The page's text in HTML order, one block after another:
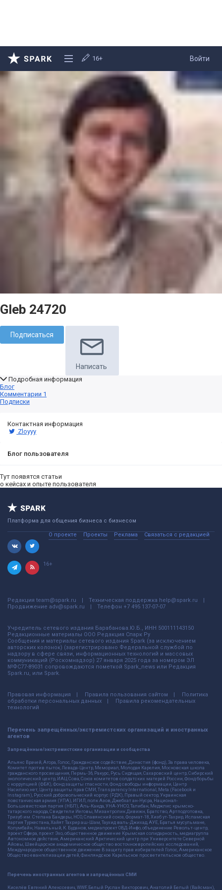
Войти
16+
Gleb 24720
Подписаться
Написать
Подробная информация
Блог
Комментарии 1
Подписки
Контактная информация
Zloyyy
Блог пользователя
Тут появятся статьи
о кейсах и опыте пользователя
Платформа для общения бизнеса с бизнесом
О проекте Проекты Реклама Связаться с редакцией
16+
Редакция team@spark.ru Техническая поддержка help@spark.ru
Продвижение adv@spark.ru Телефон +7 495 137-07-07
Учредитель сетевого издания Барабанова.Ю.Б., ИНН 500111143150
Редакционные материалы ООО Редакция Спарк Ру
Сообщения и материалы сетевого издания Spark (за исключением
авторских колонок) (зарегистрировано Федеральной службой по
надзору в сфере связи, информационных технологий и массовых
коммуникаций (Роскомнадзор) 27 января 2025 года за номером ЭЛ
№ФС77-89031 сопровождаются пометкой Spark_news или Редакция
Spark.ru, или Spark.
Правовая информация Правила пользования сайтом
Политика
обработки персональных данных
Правила рекомендательных
технологий
Перечень запрещённых/экстремистских организаций и иностранных
агентов
Запрещённые/экстремистские организации и сообщества
Альянс Врачей, Агора, Голос, Гражданское содействие, Династия (фонд), За права человека,
Комитет против пыток, Левада-Центр, Мемориал, Молодая Карелия, Московская школа
гражданского просвещения, Пермь-36, Ракурс, Русь Сидящая, Сахаровский центр, Сибирский
экологический центр, ИАЦ Сова, Союз комитетов солдатских матерей России, Фонд борьбы
с коррупцией (ФБК), Фонд защиты гласности, Фонд свободы информации, Центр
Насилию.нет, Центр защиты прав СМИ, Transparency International, Meta (Facebook и
Instagram), Русский добровольческий корпус (РДК), Правый сектор, Украинская
повстанческая армия (УПА), ИГИЛ, полк Азов, Джебхат ан-Нусра, Национал-
Большевистская партия (НБП), Аль-Каида, УНА-УНСО, Талибан, Меджлис крымско-
татарского народа, Свидетели Иеговы, Мизантропик Дивижн, Братство, Артподготовка,
Тризуб им. Степана Бандеры, НСО, Славянский союз, Формат-18, Хизб ут-Тахрир, Исламская
партия Туркестана, Хайят Тахрир аш-Шам, Таухид валь-Джихад, АУЕ, Братья мусульмане,
Колумбайн, Навальный, К. Буданов, медиапроект ОВД-Инфо, объединение Револьт-центр,
проект Сфера, проект Эхо, общественное движение Крымская солидарность, медиагруппа
Автономное действие, Американский Арктический центр при Университете Северной
Айовы, Швейцарское академическое общество восточноевропейских исследований,
Международное общественное движение В защиту прав избирателей Голос, Американское
Общество евангелизации детей, Финляндское Карельское просветительское общество.
Перечень иностранных агентов и запрещённых СМИ
Киселёв Евгений Алекссевич, WWF, Белый Руслан Викторович, Анатолий Белый (Вайсман),